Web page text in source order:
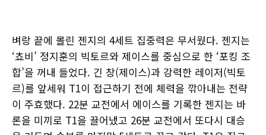
벼랑 끝에 몰린 젠지의 4세트 집중력은 무서웠다. 젠지는
‘쵸비’ 정지훈의 빅토르와 제이스를 중심으로 한 ‘포킹 조
합’을 꺼내 들었다. 긴 창(제이스)과 강력한 레이저(빅토
르)를 앞세워 T1이 접근하기 전에 체력을 깎아내는 전략
이 주효했다. 22분 교전에서 에이스를 기록한 젠지는 바
론을 미끼로 T1을 끌어냈고 26분 교전에서 또다시 대승